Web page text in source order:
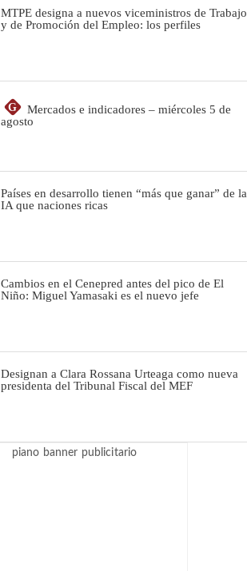
MTPE designa a nuevos viceministros de Trabajo
y de Promoción del Empleo: los perfiles
G
Mercados e indicadores – miércoles 5 de
agosto
Países en desarrollo tienen “más que ganar” de la
IA que naciones ricas
Cambios en el Cenepred antes del pico de El
Niño: Miguel Yamasaki es el nuevo jefe
Designan a Clara Rossana Urteaga como nueva
presidenta del Tribunal Fiscal del MEF